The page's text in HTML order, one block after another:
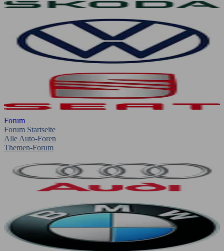
Forum
Forum Startseite
Alle Auto-Foren
Themen-Forum